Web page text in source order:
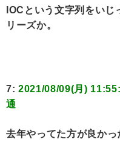
IOCという文字列をい
リーズか。
7: 2021/08/09(月)
通
去年やってた方が良かっ